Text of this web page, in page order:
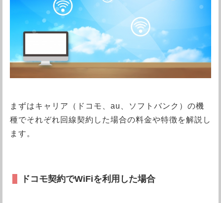
まずはキャリア（ドコモ、au、ソフトバンク）の機
種でそれぞれ回線契約した場合の料金や特徴を解説し
ます。
ドコモ契約でWiFiを利用した場合